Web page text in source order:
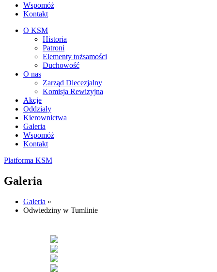
Wspomóż
Kontakt
O KSM
Historia
Patroni
Elementy tożsamości
Duchowość
O nas
Zarząd Diecezjalny
Komisja Rewizyjna
Akcje
Oddziały
Kierownictwa
Galeria
Wspomóż
Kontakt
Platforma KSM
Galeria
Galeria »
Odwiedziny w Tumlinie